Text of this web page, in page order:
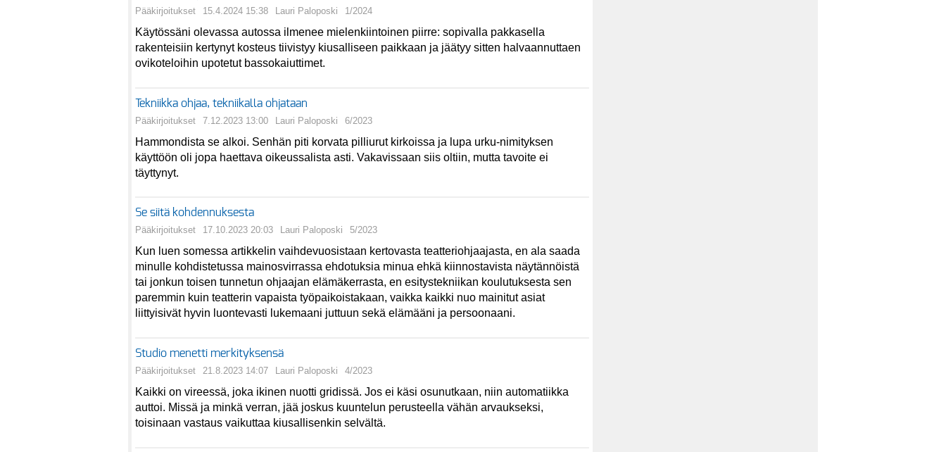
Pääkirjoitukset 15.4.2024 15:38 Lauri Paloposki 1/2024
Käytössäni olevassa autossa ilmenee mielenkiintoinen piirre: sopivalla pakkasella
rakenteisiin kertynyt kosteus tiivistyy kiusalliseen paikkaan ja jäätyy sitten halvaannuttaen
ovikoteloihin upotetut bassokaiuttimet.
Tekniikka ohjaa, tekniikalla ohjataan
Pääkirjoitukset 7.12.2023 13:00 Lauri Paloposki 6/2023
Hammondista se alkoi. Senhän piti korvata pilliurut kirkoissa ja lupa urku-nimityksen
käyttöön oli jopa haettava oikeussalista asti. Vakavissaan siis oltiin, mutta tavoite ei
täyttynyt.
Se siitä kohdennuksesta
Pääkirjoitukset 17.10.2023 20:03 Lauri Paloposki 5/2023
Kun luen somessa artikkelin vaihdevuosistaan kertovasta teatteriohjaajasta, en ala saada
minulle kohdistetussa mainosvirrassa ehdotuksia minua ehkä kiinnostavista näytännöistä
tai jonkun toisen tunnetun ohjaajan elämäkerrasta, en esitystekniikan koulutuksesta sen
paremmin kuin teatterin vapaista työpaikoistakaan, vaikka kaikki nuo mainitut asiat
liittyisivät hyvin luontevasti lukemaani juttuun sekä elämääni ja persoonaani.
Studio menetti merkityksensä
Pääkirjoitukset 21.8.2023 14:07 Lauri Paloposki 4/2023
Kaikki on vireessä, joka ikinen nuotti gridissä. Jos ei käsi osunutkaan, niin automatiikka
auttoi. Missä ja minkä verran, jää joskus kuuntelun perusteella vähän arvaukseksi,
toisinaan vastaus vaikuttaa kiusallisenkin selvältä.